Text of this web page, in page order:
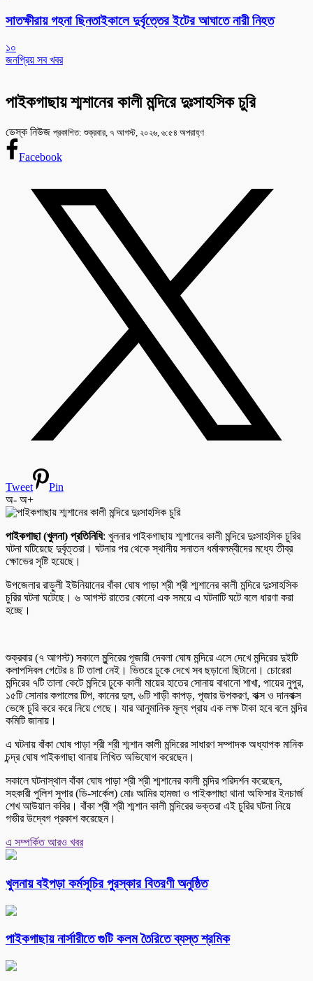
সাতক্ষীরায় গহনা ছিনতাইকালে দুর্বৃত্তের ইটের আঘাতে নারী নিহত
১০
জনপ্রিয় সব খবর
পাইকগাছায় শ্মশানের কালী মন্দিরে দুঃসাহসিক চুরি
ডেস্ক নিউজ প্রকাশিত: শুক্রবার, ৭ আগস্ট, ২০২৬, ৬:৫৪ অপরাহ্ণ
Facebook
Tweet
Pin
অ- অ+
পাইকগাছা (খুলনা) প্রতিনিধি: খুলনার পাইকগাছায় শ্মশানের কালী মন্দিরে দুঃসাহসিক চুরির
ঘটনা ঘটিয়েছে দুর্বৃত্তরা। ঘটনার পর থেকে স্থানীয় সনাতন ধর্মাবলম্বীদের মধ্যে তীব্র
ক্ষোভের সৃষ্টি হয়েছে।
উপজেলার রাড়ুলী ইউনিয়ানের বাঁকা ঘোষ পাড়া শ্রী শ্রী শ্মশানের কালী মন্দিরে দুঃসাহসিক
চুরির ঘটনা ঘটেছে। ৬ আগস্ট রাতের কোনো এক সময়ে এ ঘটনাটি ঘটে বলে ধারণা করা
হচ্ছে।
শুক্রবার (৭ আগস্ট) সকালে মুন্দিরের পূজারী দেবলা ঘোষ মন্দিরে এসে দেখে মন্দিরের দুইটি
কলাপসিবল গেটের ৪ টি তালা নেই। ভিতরে ঢুকে দেখে সব ছড়ানো ছিটানো। চোরেরা
মন্দিরের ৭টি তালা কেটে মন্দিরে ঢুকে কালী মায়ের হাতের সোনায় বাধানো শাখা, পায়ের নুপুর,
১৫টি সোনার কপালের টিপ, কানের দুল, ৬টি শাড়ী কাপড়, পূজার উপকরণ, বাক্স ও দানবাক্স
ভেঙ্গে চুরি করে করে নিয়ে গেছে। যার আনুমানিক মূল্য প্রায় এক লক্ষ টাকা হবে বলে মন্দির
কমিটি জানায়।
এ ঘটনায় বাঁকা ঘোষ পাড়া শ্রী শ্রী শ্মশান কালী মন্দিরের সাধারণ সম্পাদক অধ্যাপক মানিক
চন্দ্র ঘোষ পাইকগাছা থানায় লিখিত অভিযোগ করেছেন।
সকালে ঘটনাস্থাল বাঁকা ঘোষ পাড়া শ্রী শ্রী শ্মশানের কালী মন্দির পরিদর্শন করেছেন,
সহকারী পুলিশ সুপার (ডি-সার্কেল) মোঃ আমির হামজা ও পাইকগাছা থানা অফিসার ইনচার্জ
শেখ আউয়াল কবির। বাঁকা শ্রী শ্রী শ্মশান কালী মন্দিরের ভক্তরা এই চুরির ঘটনা নিয়ে
গভীর উদ্বেগ প্রকাশ করেছেন।
এ সম্পর্কিত আরও খবর
খুলনায় বইপড়া কর্মসূচির পুরস্কার বিতরণী অনুষ্ঠিত
পাইকগাছায় নার্সারীতে গুটি কলম তৈরিতে ব্যস্ত শ্রমিক